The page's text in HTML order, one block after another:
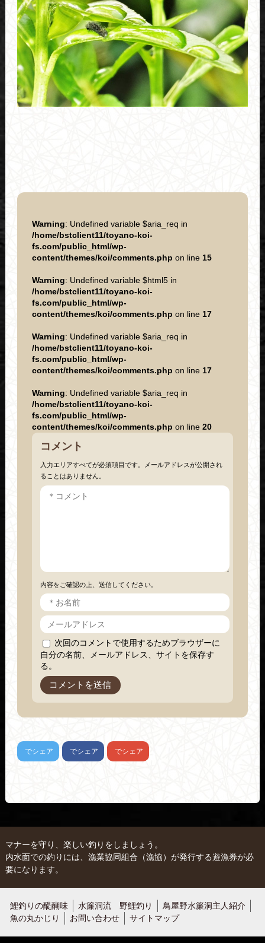
Warning: Undefined variable $aria_req in
/home/bstclient11/toyano-koi-
fs.com/public_html/wp-
content/themes/koi/comments.php on line 15
Warning: Undefined variable $html5 in
/home/bstclient11/toyano-koi-
fs.com/public_html/wp-
content/themes/koi/comments.php on line 17
Warning: Undefined variable $aria_req in
/home/bstclient11/toyano-koi-
fs.com/public_html/wp-
content/themes/koi/comments.php on line 17
Warning: Undefined variable $aria_req in
/home/bstclient11/toyano-koi-
fs.com/public_html/wp-
content/themes/koi/comments.php on line 20
コメント
入力エリアすべてが必須項目です。メールアドレスが公開され
ることはありません。
内容をご確認の上、送信してください。
次回のコメントで使用するためブラウザーに
自分の名前、メールアドレス、サイトを保存す
る。
でシェア でシェア でシェア
マナーを守り、楽しい釣りをしましょう。
内水面での釣りには、漁業協同組合（漁協）が発行する遊漁券が必
要になります。
鯉釣りの醍醐味 水簾洞流 野鯉釣り
鳥屋野水簾洞主人紹介
魚の丸かじり
お問い合わせ サイトマップ